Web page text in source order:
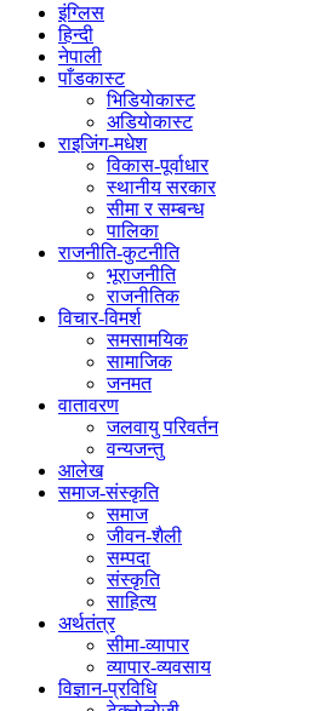
इंग्लिस
हिन्दी
नेपाली
पाँडकास्ट
भिडियाेकास्ट
अडियाेकास्ट
राइजिंग-मधेश
विकास-पूर्वाधार
स्थानीय सरकार
सीमा र सम्बन्ध
पालिका
राजनीति-कुटनीति
भूराजनीति
राजनीतिक
विचार-विमर्श
समसामयिक
सामाजिक
जनमत
वातावरण
जलवायु परिवर्तन
वन्यजन्तु
आलेख
समाज-संस्कृति
समाज
जीवन-शैली
सम्पदा
संस्कृति
साहित्य
अर्थतंत्र
सीमा-व्यापार
व्यापार-व्यवसाय
विज्ञान-प्रविधि